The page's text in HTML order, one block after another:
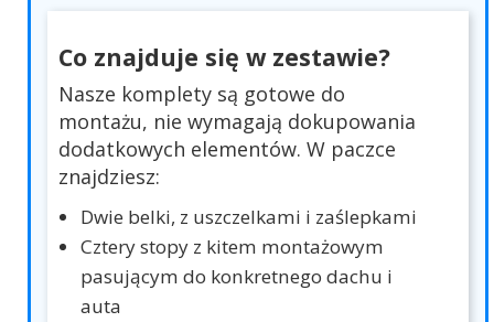
Co znajduje się w zestawie?
Nasze komplety są gotowe do
montażu, nie wymagają dokupowania
dodatkowych elementów. W paczce
znajdziesz:
Dwie belki, z uszczelkami i zaślepkami
Cztery stopy z kitem montażowym
pasującym do konkretnego dachu i
auta